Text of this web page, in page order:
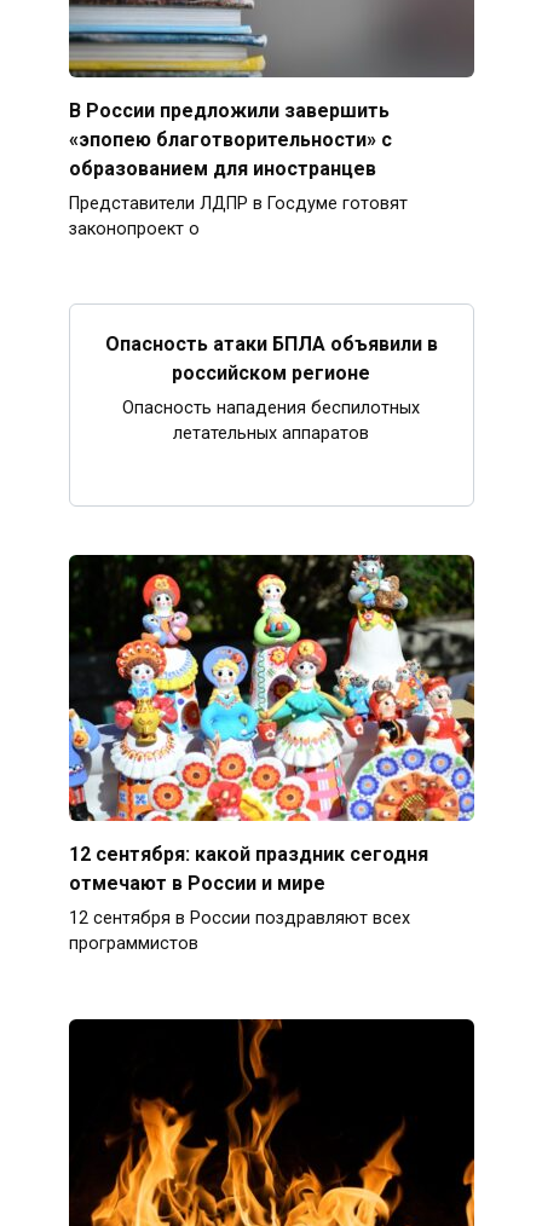
В России предложили завершить
«эпопею благотворительности» с
образованием для иностранцев
Представители ЛДПР в Госдуме готовят
законопроект о
Опасность атаки БПЛА объявили в
российском регионе
Опасность нападения беспилотных
летательных аппаратов
12 сентября: какой праздник сегодня
отмечают в России и мире
12 сентября в России поздравляют всех
программистов